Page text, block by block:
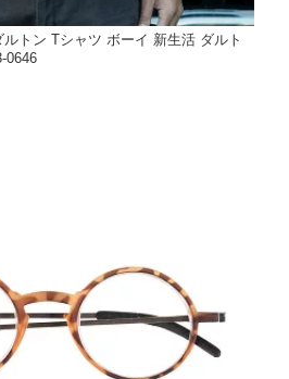
トン Tシャツ ボーイ 新生活 ダルト
0646